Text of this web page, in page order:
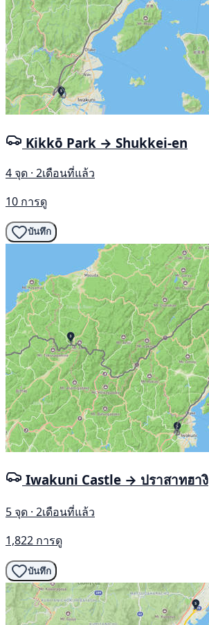
Kikkō Park → Shukkei-en
4 จุด · 2เดือนที่แล้ว
10 การดู
บันทึก
Iwakuni Castle → ปราสาทฮางิ
5 จุด · 2เดือนที่แล้ว
1,822 การดู
บันทึก